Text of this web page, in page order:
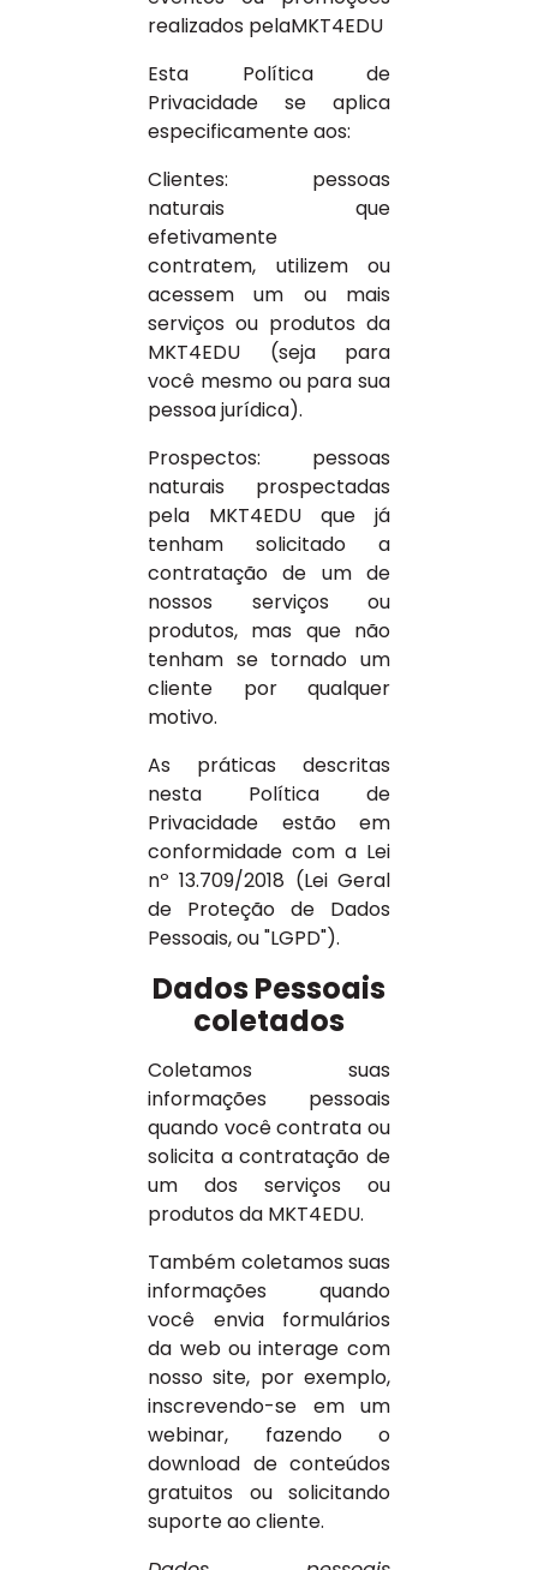
realizados pelaMKT4EDU
Esta Política de
Privacidade se aplica
especificamente aos:
Clientes: pessoas
naturais que
efetivamente
contratem, utilizem ou
acessem um ou mais
serviços ou produtos da
MKT4EDU (seja para
você mesmo ou para sua
pessoa jurídica).
Prospectos: pessoas
naturais prospectadas
pela MKT4EDU que já
tenham solicitado a
contratação de um de
nossos serviços ou
produtos, mas que não
tenham se tornado um
cliente por qualquer
motivo.
As práticas descritas
nesta Política de
Privacidade estão em
conformidade com a Lei
nº 13.709/2018 (Lei Geral
de Proteção de Dados
Pessoais, ou "LGPD").
Dados Pessoais
coletados
Coletamos suas
informações pessoais
quando você contrata ou
solicita a contratação de
um dos serviços ou
produtos da MKT4EDU.
Também coletamos suas
informações quando
você envia formulários
da web ou interage com
nosso site, por exemplo,
inscrevendo-se em um
webinar, fazendo o
download de conteúdos
gratuitos ou solicitando
suporte ao cliente.